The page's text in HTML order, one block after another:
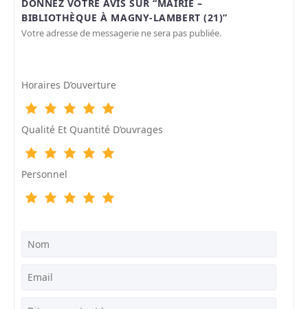
DONNEZ VOTRE AVIS SUR “MAIRIE –
BIBLIOTHÈQUE À MAGNY-LAMBERT (21)”
Votre adresse de messagerie ne sera pas publiée.
Horaires D’ouverture
Qualité Et Quantité D’ouvrages
Personnel